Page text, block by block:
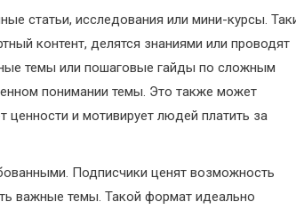
статьи, исследования или мини-курсы.
контент, делятся знаниями или проводят
темы или пошаговые гайды по сложным
понимании темы. Это также может
ценности и мотивирует людей платить за
Подписчики ценят возможность
важные темы. Такой формат идеально